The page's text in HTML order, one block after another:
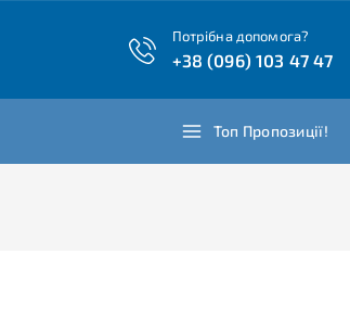
Потрібна допомога?
+38 (096) 103 47 47
Топ Пропозиції!